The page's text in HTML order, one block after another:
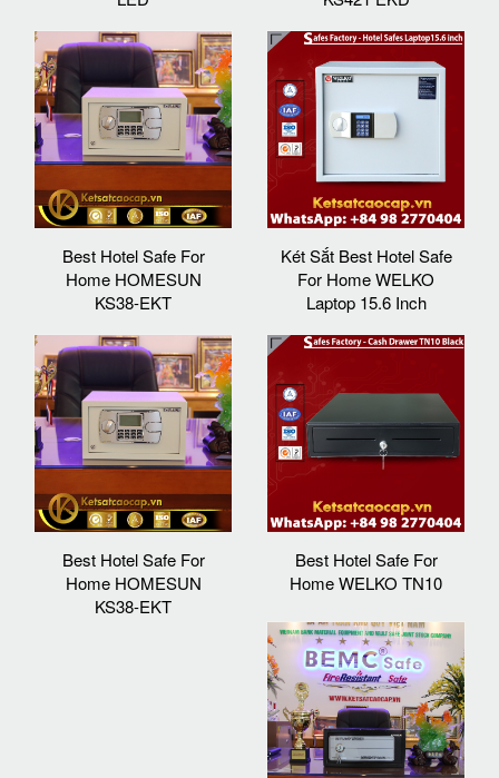
Best Hotel Safe For
Home HOMESUN
KS38-EKT
Két Sắt Best Hotel Safe
For Home WELKO
Laptop 15.6 Inch
Best Hotel Safe For
Home HOMESUN
KS38-EKT
Best Hotel Safe For
Home WELKO TN10